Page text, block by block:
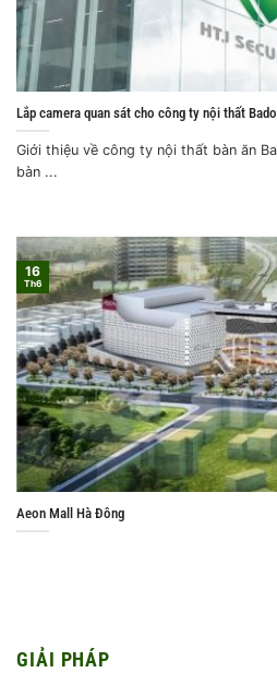
Lắp camera quan sát cho công ty nội thất
Giới thiệu về công ty nội thất bàn ăn
bàn ...
Aeon Mall Hà Đông
16
Th6
GIẢI PHÁP